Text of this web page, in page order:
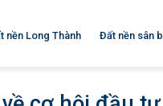
nền Long Thành Đất nền sân